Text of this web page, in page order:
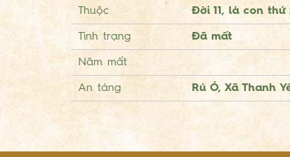
Thuộc Đời 11, là con
Tình trạng Đã mất
Năm mất
An táng Rú Ó, Xã Thanh